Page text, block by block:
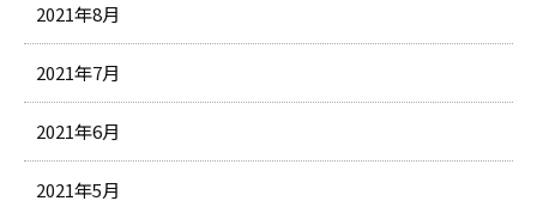
2021年8月
2021年7月
2021年6月
2021年5月